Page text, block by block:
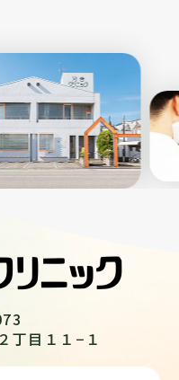
Next
丁目１１−１